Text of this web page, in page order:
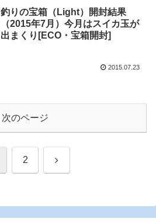
釣りの宝箱（Light）開封結果
（2015年7月）今月はスイカ玉が
出まくり[ECO・宝箱開封]
2015.07.23
次のページ
2 次